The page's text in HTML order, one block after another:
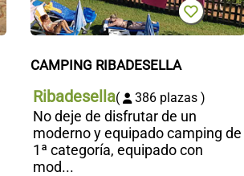
CAMPING RIBADESELLA
Ribadesella( 386 plazas )
No deje de disfrutar de un
moderno y equipado camping de
1ª categoría, equipado con
mod...